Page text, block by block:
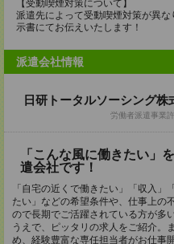
【受動喫煙対策について】
派遣先によって受動喫煙対策が異
示書にてお伝えいたします！
派遣会社情報
日研トータルソーシング
労働者派遣事業
「こんな風に働きたい」
遣会社です！
「自宅の近くで働きたい」「収入
たい」などの希望条件や、仕事上の
ので長期でご活躍されている方が多
うえで、ピッタリの求人をご紹介。
め、経験豊富な専任担当者がお仕事